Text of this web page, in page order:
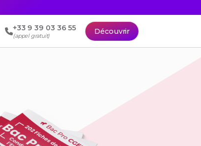
+33 9 39 03 36 55
(appel gratuit)
Découvrir